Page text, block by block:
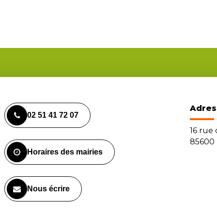
02 51 41 72 07
Horaires des mairies
Nous écrire
16 rue
85600